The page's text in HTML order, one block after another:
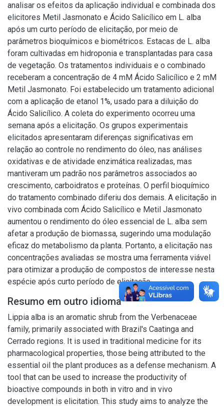
analisar os efeitos da aplicação individual e combinada dos
elicitores Metil Jasmonato e Ácido Salicílico em L. alba
após um curto período de elicitação, por meio de
parâmetros bioquímicos e biométricos. Estacas de L. alba
foram cultivadas em hidroponia e transplantadas para casa
de vegetação. Os tratamentos individuais e o combinado
receberam a concentração de 4 mM Ácido Salicílico e 2 mM
Metil Jasmonato. Foi estabelecido um tratamento adicional
com a aplicação de etanol 1%, usado para a diluição do
Ácido Salicílico. A coleta do experimento ocorreu uma
semana após a elicitação. Os grupos experimentais
elicitados apresentaram diferenças significativas em
relação ao controle no rendimento do óleo, nas análises
oxidativas e de atividade enzimática realizadas, mas
mantiveram um padrão nos parâmetros associados ao
crescimento, carboidratos e proteínas. O perfil bioquímico
do tratamento combinado diferiu dos demais. A elicitação in
vivo combinada com Ácido Salicílico e Metil Jasmonato
aumentou o rendimento do óleo essencial de L. alba sem
afetar a produção de biomassa, sugerindo uma modulação
eficaz do metabolismo da planta. Portanto, a elicitação nas
concentrações avaliadas se mostra uma ferramenta viável
para otimizar a produção de compostos de interesse nesta
espécie após curto período de elicitação.
Resumo em outro idioma
Lippia alba is an aromatic shrub from the Verbenaceae
family, primarily associated with Brazil's Caatinga and
Cerrado regions. It is used in traditional medicine for its
pharmacological properties, those being attributed to the
essential oil the plant produces as a defense mechanism. A
tool that can be used to increase the productivity of
bioactive compounds in both in vitro and in vivo
development is elicitation. This study aims to analyze the